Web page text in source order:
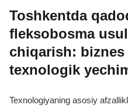
Toshkentda
fleksobosma
chiqarish:
texnologik
Texnologiyaning asosiy